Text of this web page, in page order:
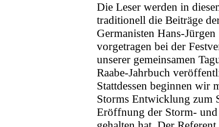
Die Leser werden in
traditionell die Beiträge
Germanisten Hans-
vorgetragen bei der
unserer gemeinsamen
Raabe-Jahrbuch
Stattdessen beginnen wir
Storms Entwicklung zum
Eröffnung der Storm- und